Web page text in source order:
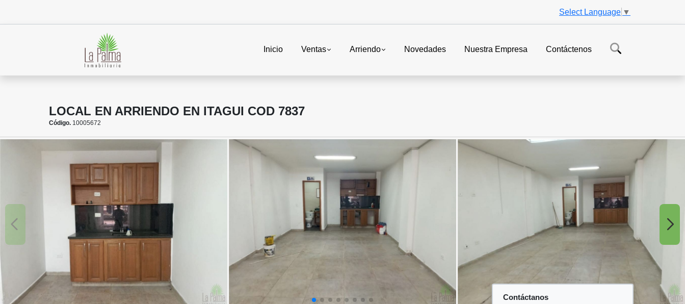
Select Language ▼
Inicio Ventas Arriendo Novedades Nuestra Empresa Contáctenos
LOCAL EN ARRIENDO EN ITAGUI COD 7837
Código. 10005672
Contáctanos